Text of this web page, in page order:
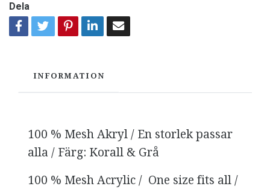
Dela
INFORMATION
100 % Mesh Akryl / En storlek passar
alla / Färg: Korall & Grå
100 % Mesh Acrylic / One size fits all /